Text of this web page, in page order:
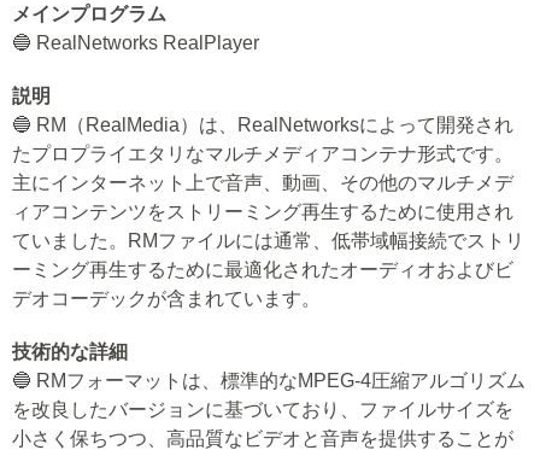
メインプログラム
🔵 RealNetworks RealPlayer
説明
🔵 RM（RealMedia）は、RealNetworksによって開発され
たプロプライエタリなマルチメディアコンテナ形式です。
主にインターネット上で音声、動画、その他のマルチメデ
ィアコンテンツをストリーミング再生するために使用され
ていました。RMファイルには通常、低帯域幅接続でストリ
ーミング再生するために最適化されたオーディオおよびビ
デオコーデックが含まれています。
技術的な詳細
🔵 RMフォーマットは、標準的なMPEG-4圧縮アルゴリズム
を改良したバージョンに基づいており、ファイルサイズを
小さく保ちつつ、高品質なビデオと音声を提供することが